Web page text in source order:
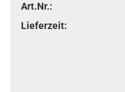
Art.Nr.:
Lieferzeit: